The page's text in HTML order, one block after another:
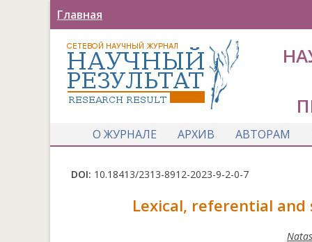
Главная
О ЖУРНАЛЕ
АРХИВ АВТОРАМ
DOI: 10.18413/2313-8912-2023-9-2-0-7
Lexical, referential